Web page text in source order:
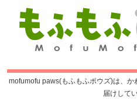
mofumofu paws(もふもふポウズ)は、
届けして